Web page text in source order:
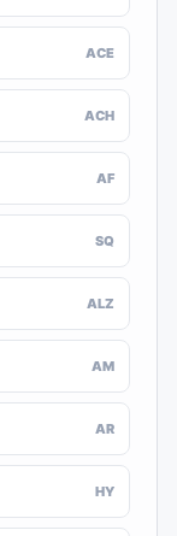
ACE
ACH
AF
SQ
ALZ
AM
AR
HY